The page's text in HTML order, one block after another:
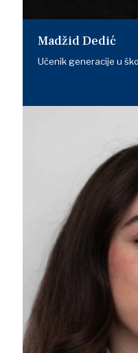
Madžid Dedić
Učenik generacije u